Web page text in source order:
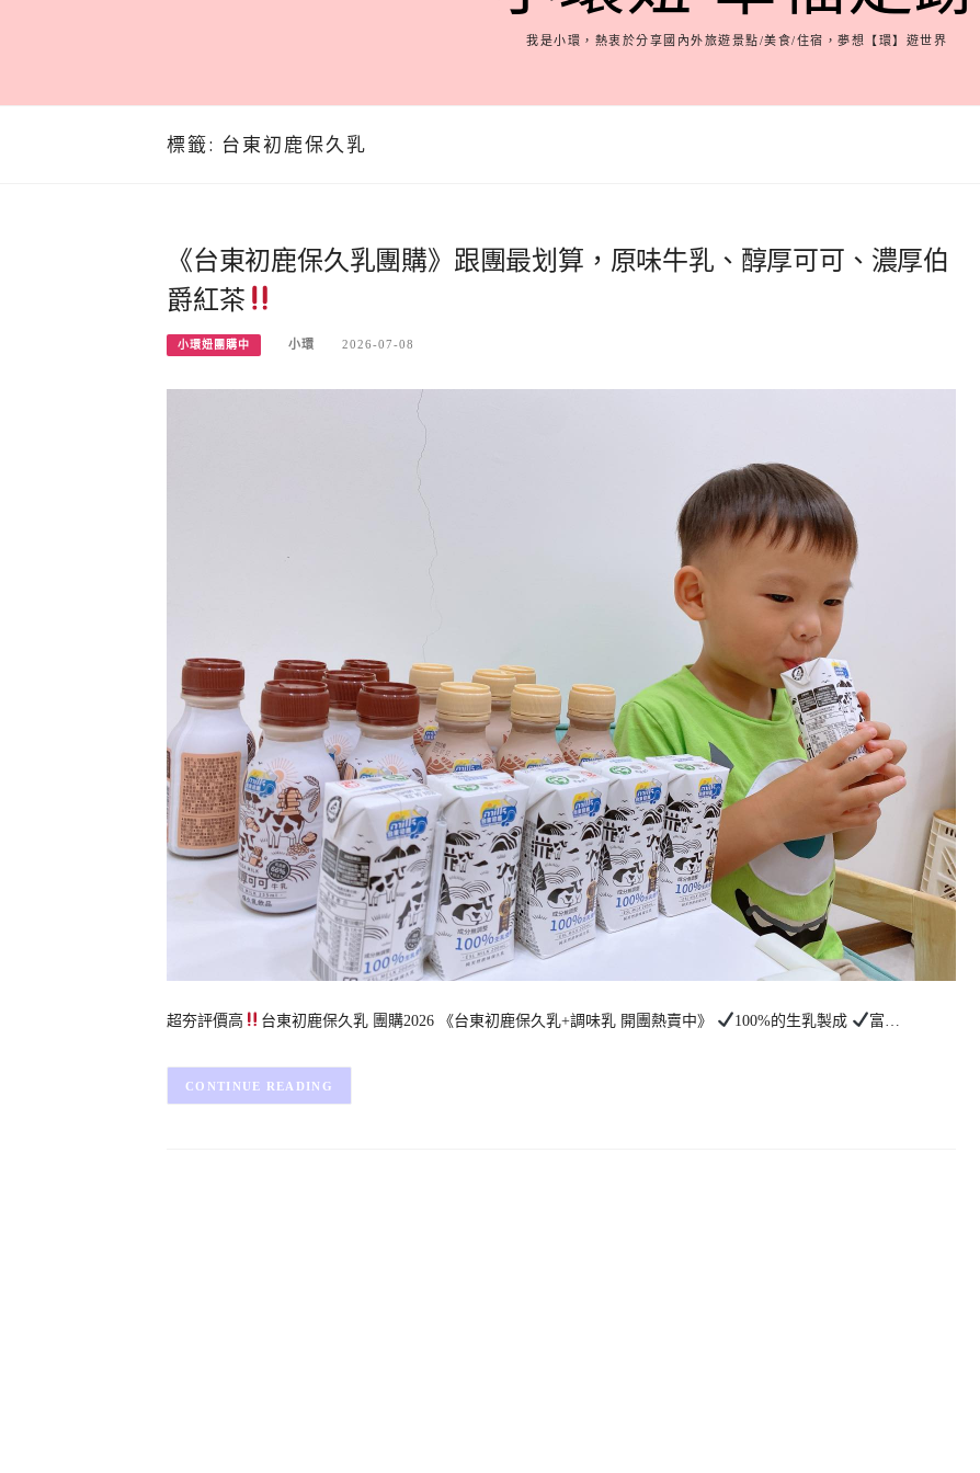
我是小環，熱衷於分享國內外旅遊景點/美食/住宿，夢想【環】遊世界
標籤: 台東初鹿保久乳
《台東初鹿保久乳團購》跟團最划算，原味牛乳、醇厚可可、濃厚伯
爵紅茶
小環妞團購中 小環 2026-07-08
超夯評價高 台東初鹿保久乳 團購2026 《台東初鹿保久乳+調味乳 開團熱賣中》 100%的生乳製成 富…
CONTINUE READING